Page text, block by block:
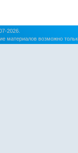
2026.
материалов возможно